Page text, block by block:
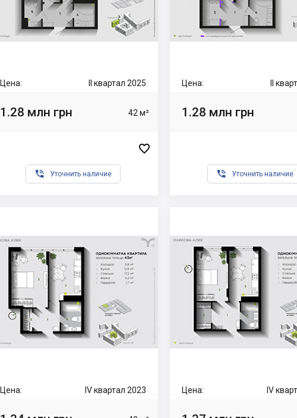
Цена: II квартал 2025
1.28 млн грн 42 м²

 Уточнить наличие
Цена: II
1.28 млн грн
 Уточнить наличие
Цена: IV квартал 2023 Цена: IV